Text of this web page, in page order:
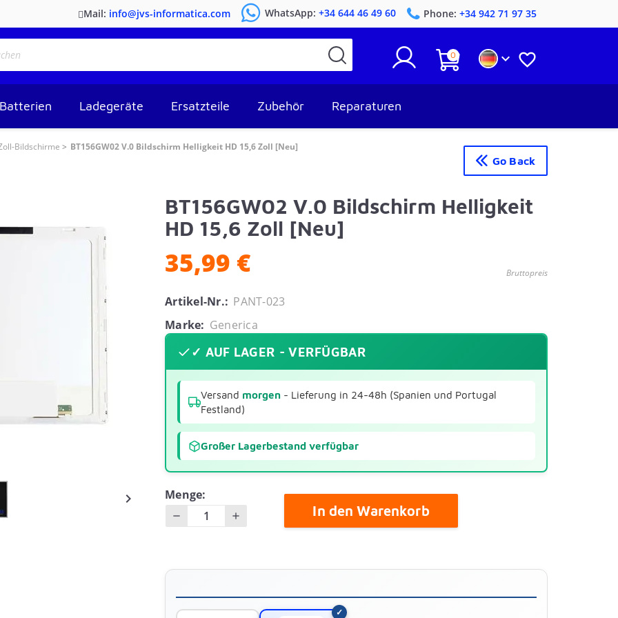
Mail: info@jvs-informatica.com WhatsApp:+34 644 46 49 60 Phone: +34 942 71 97 35
0  
Batterien Ladegeräte Ersatzteile Zubehör Reparaturen
Bildschirme BT156GW02 V.0 Bildschirm Helligkeit HD 15,6 Zoll [Neu]
Go Back

BT156GW02 V.0 Bildschirm Helligkeit
HD 15,6 Zoll [Neu]
35,99 € Bruttopreis
Artikel-Nr.: PANT-023
Marke: Generica
✓ AUF LAGER - VERFÜGBAR
Versand morgen - Lieferung in 24-48h (Spanien und Portugal
Festland)
Großer Lagerbestand verfügbar
Menge:
In den Warenkorb